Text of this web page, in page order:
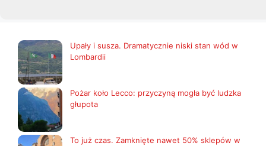
Upały i susza. Dramatycznie niski stan wód w
Lombardii
Pożar koło Lecco: przyczyną mogła być ludzka
głupota
To już czas. Zamknięte nawet 50% sklepów w